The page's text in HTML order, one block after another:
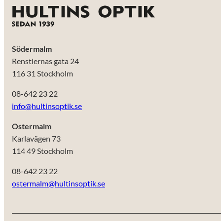
Södermalm
Renstiernas gata 24
116 31 Stockholm
08-642 23 22
info@hultinsoptik.se
Östermalm
Karlavägen 73
114 49 Stockholm
08-642 23 22
ostermalm@hultinsoptik.se
går inte att